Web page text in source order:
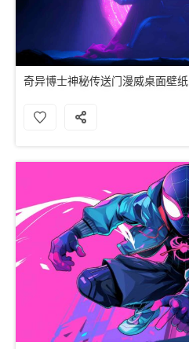
奇异博士神秘传送门漫威桌面壁纸